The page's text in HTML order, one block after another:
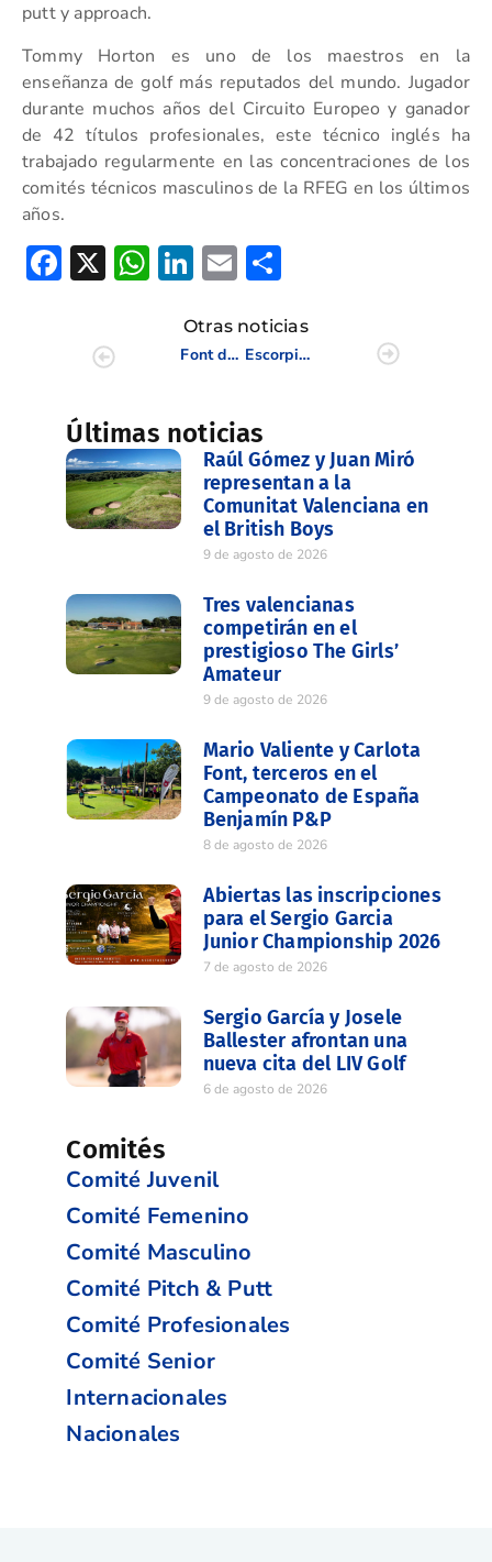
putt y approach.
Tommy Horton es uno de los maestros en la
enseñanza de golf más reputados del mundo. Jugador
durante muchos años del Circuito Europeo y ganador
de 42 títulos profesionales, este técnico inglés ha
trabajado regularmente en las concentraciones de los
comités técnicos masculinos de la RFEG en los últimos
años.
Facebook
X WhatsApp
LinkedIn
Email
Otras noticias
Font del Llop acogió la tercera y última prueba del Circuito de Golf Adaptado de la CV
Escorpión sale vencedor en el Campeonato Interclubes Juvenil de la Comunidad Valenciana
Últimas noticias
Raúl Gómez y Juan Miró
representan a la
Comunitat Valenciana en
el British Boys
9 de agosto de 2026
Tres valencianas
competirán en el
prestigioso The Girls’
Amateur
9 de agosto de 2026
Mario Valiente y Carlota
Font, terceros en el
Campeonato de España
Benjamín P&P
8 de agosto de 2026
Abiertas las inscripciones
para el Sergio Garcia
Junior Championship 2026
7 de agosto de 2026
Sergio García y Josele
Ballester afrontan una
nueva cita del LIV Golf
6 de agosto de 2026
Comités
Comité Juvenil
Comité Femenino
Comité Masculino
Comité Pitch & Putt
Comité Profesionales
Comité Senior
Internacionales
Nacionales